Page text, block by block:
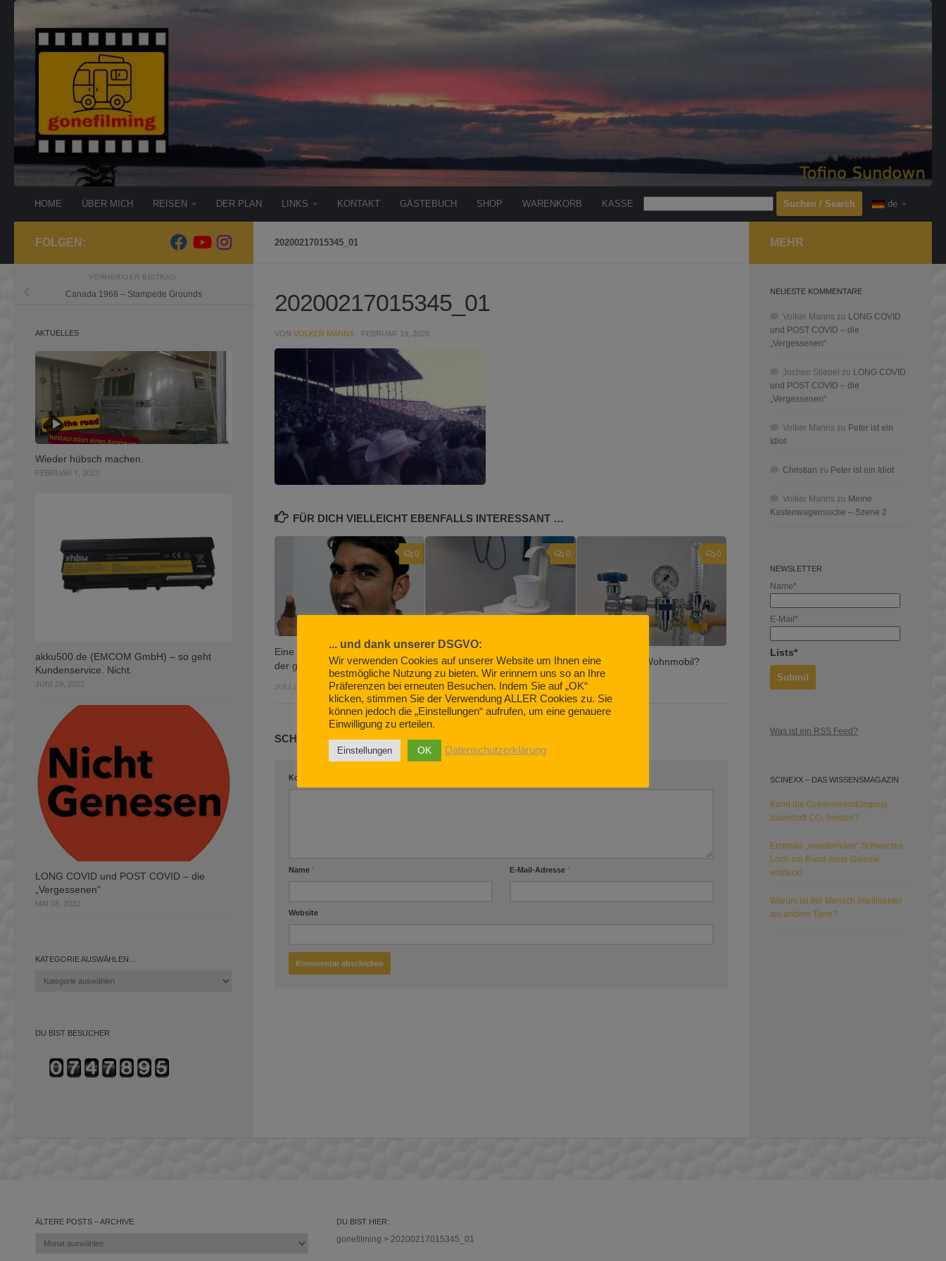
HOME ÜBER MICH REISEN DER PLAN LINKS KONTAKT GÄSTEBUCH SHOP WARENKORB KASSE
Search
de
20200217015345_01
20200217015345_01
VON VOLKER MANNS · FEBRUAR 19, 2020
FÜR DICH VIELLEICHT EBENFALLS INTERESSANT …
0
Eine Woche Aussendienst –
der ganz normale Wahnsinn.
JULI 28, 2019
0
Die Sache mit dem Vertrauen
APRIL 1, 2019
0
Gasüberfall im Wohnmobil?
APRIL 8, 2019
SCHREIBE EINEN KOMMENTAR
Kommentar
Name * E-Mail-Adresse*
Website
FOLGEN:
VORHERIGER BEITRAG
Canada 1968 – Stampede Grounds
AKTUELLES
Wieder hübsch machen.
FEBRUAR 7, 2023
akku500.de (EMCOM GmbH) – so geht
Kundenservice. Nicht.
JUNI 29, 2022
LONG COVID und POST COVID – die
„Vergessenen“
MAI 18, 2022
KATEGORIE AUSWÄHLEN…
Kategorie
DU BIST BESUCHER
MEHR
NEUESTE KOMMENTARE
Volker Manns zu LONG COVID
und POST COVID – die
„Vergessenen“
Jochen Stiepel zu LONG COVID
und POST COVID – die
„Vergessenen“
Volker Manns zu Peter ist ein
Idiot
Christian zu Peter ist ein Idiot
Volker Manns zu Meine
Kastenwagensuche – Szene 2
NEWSLETTER
Name*
E-Mail*
Lists*
Was ist ein RSS Feed?
SCINEXX – DAS WISSENSMAGAZIN
Kann die Ozeaneisendüngung
dauerhaft CO₂ binden?
Erstmals „wanderndes“ Schwarzes
Loch am Rand einer Galaxie
entdeckt
Warum ist der Mensch intelligenter
als andere Tiere?
ÄLTERE POSTS – ARCHIVE
Ältere
DU BIST HIER:
gonefilming > 20200217015345_01
... und dank unserer DSGVO:
Wir verwenden Cookies auf unserer Website um Ihnen eine
bestmögliche Nutzung zu bieten. Wir erinnern uns so an Ihre
Präferenzen bei erneuten Besuchen. Indem Sie auf „OK“
klicken, stimmen Sie der Verwendung ALLER Cookies zu. Sie
können jedoch die „Einstellungen“ aufrufen, um eine genauere
Einwilligung zu erteilen.
Einstellungen OK Datenschutzerklärung